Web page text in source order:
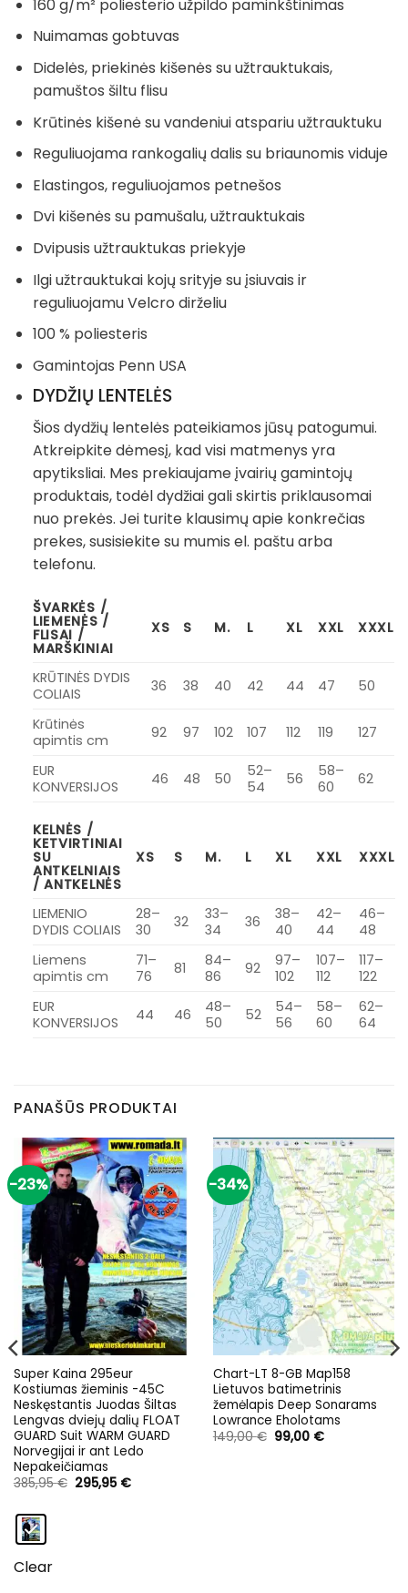
160 g/m² poliesterio užpildo paminkštinimas
Nuimamas gobtuvas
Didelės, priekinės kišenės su užtrauktukais,
pamuštos šiltu flisu
Krūtinės kišenė su vandeniui atspariu užtrauktuku
Reguliuojama rankogalių dalis su briaunomis viduje
Elastingos, reguliuojamos petnešos
Dvi kišenės su pamušalu, užtrauktukais
Dvipusis užtrauktukas priekyje
Ilgi užtrauktukai kojų srityje su įsiuvais ir
reguliuojamu Velcro dirželiu
100 % poliesteris
Gamintojas Penn USA
DYDŽIŲ LENTELĖS
Šios dydžių lentelės pateikiamos jūsų patogumui.
Atkreipkite dėmesį, kad visi matmenys yra
apytiksliai. Mes prekiaujame įvairių gamintojų
produktais, todėl dydžiai gali skirtis priklausomai
nuo prekės. Jei turite klausimų apie konkrečias
prekes, susisiekite su mumis el. paštu arba
telefonu.
ŠVARKĖS /
LIEMENĖS /
FLISAI /
MARŠKINIAI
XS S M. L XL XXL XXXL
KRŪTINĖS DYDIS
COLIAIS
36 38 40 42 44 47 50
Krūtinės
apimtis cm
92 97 102 107 112 119 127
EUR
KONVERSIJOS
46 48 50
52–
54
56
58–
60
62
KELNĖS /
KETVIRTINIAI
SU
ANTKELNIAIS
/ ANTKELNĖS
XS S M. L XL XXL XXXL
LIEMENIO
DYDIS COLIAIS
28–
30
32
33–
34
36
38–
40
42–
44
46–
48
Liemens
apimtis cm
71–
76
81
84–
86
92
97–
102
107–
112
117–
122
EUR
KONVERSIJOS
44 46
48–
50
52
54–
56
58–
60
62–
64
PANAŠŪS PRODUKTAI
-23%
Super Kaina 295eur
Kostiumas žieminis -45C
Neskęstantis Juodas Šiltas
Lengvas dviejų dalių FLOAT
GUARD Suit WARM GUARD
Norvegijai ir ant Ledo
Nepakeičiamas
385,95€ Original
price
295,95 €Current
Clear
-34%
Chart-LT 8-GB Map158
Lietuvos batimetrinis
žemėlapis Deep Sonarams
Lowrance Eholotams
149,00€ Original
price
99,00 €Current